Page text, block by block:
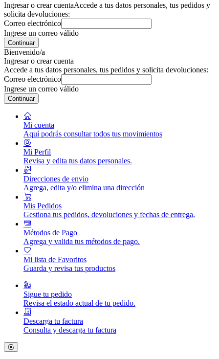
Ingresar o crear cuentaAccede a tus datos personales, tus pedidos y
solicita devoluciones:
Correo electrónico
Ingrese un correo válido
Continuar
Bienvenido/a
Ingresar o crear cuenta
Accede a tus datos personales, tus pedidos y solicita devoluciones:
Correo electrónico
Ingrese un correo válido
Continuar
Mi cuenta
Aquí podrás consultar todos tus movimientos
Mi Perfil
Revisa y edita tus datos personales.
Direcciones de envio
Agrega, edita y/o elimina una dirección
Mis Pedidos
Gestiona tus pedidos, devoluciones y fechas de entrega.
Métodos de Pago
Agrega y valida tus métodos de pago.
Mi lista de Favoritos
Guarda y revisa tus productos
Sigue tu pedido
Revisa el estado actual de tu pedido.
Descarga tu factura
Consulta y descarga tu factura